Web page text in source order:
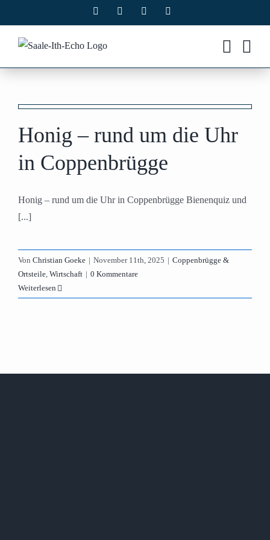
Inhalt
springen
Facebook Instagram
Honig – rund um die Uhr
in Coppenbrügge
Honig – rund um die Uhr in Coppenbrügge Bienenquiz und
[...]
Von Christian Goeke | November 11th, 2025 | Coppenbrügge &
Ortsteile, Wirtschaft | 0 Kommentare
Weiterlesen